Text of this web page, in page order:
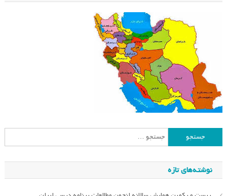
جستجو
برای:
نوشته‌های تازه